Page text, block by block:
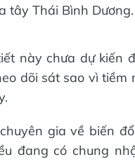
tây Thái Bình Dương.
này chưa dự kiến
dõi sát sao vì
gia về biến
đang có chung